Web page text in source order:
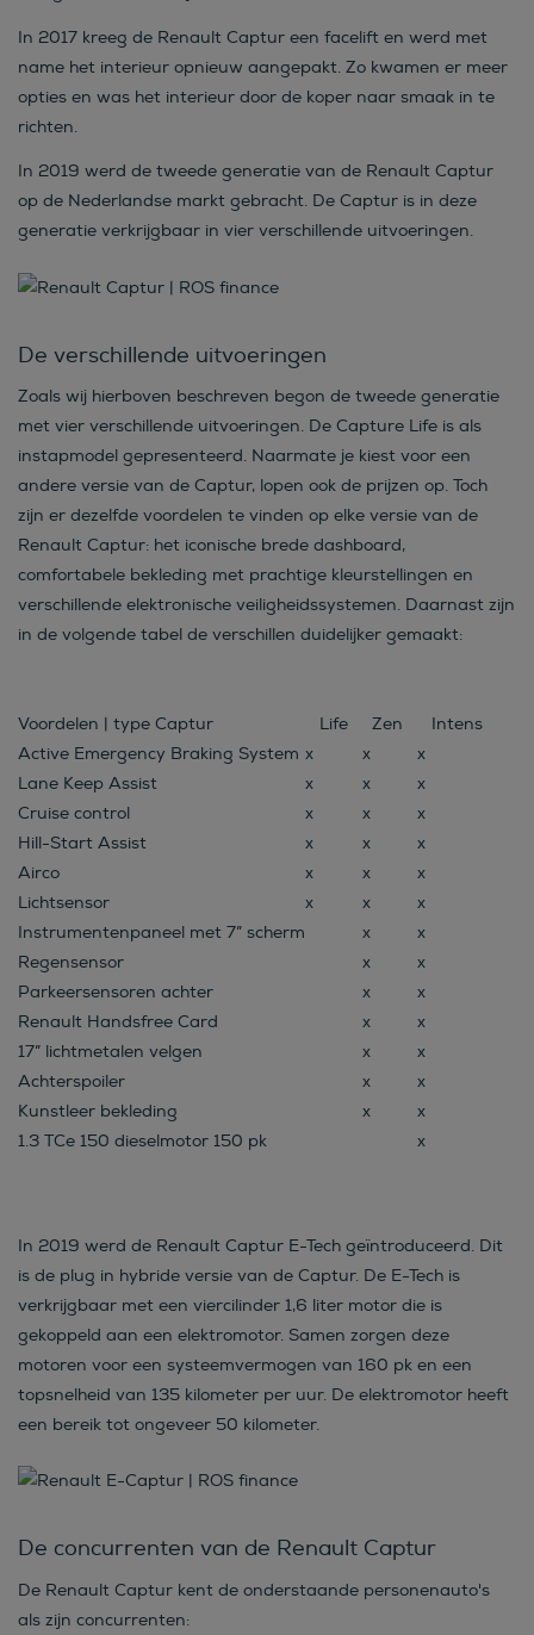
In 2017 kreeg de Renault Captur een facelift en werd met
name het interieur opnieuw aangepakt. Zo kwamen er meer
opties en was het interieur door de koper naar smaak in te
richten.
In 2019 werd de tweede generatie van de Renault Captur
op de Nederlandse markt gebracht. De Captur is in deze
generatie verkrijgbaar in vier verschillende uitvoeringen.
De verschillende uitvoeringen
Zoals wij hierboven beschreven begon de tweede generatie
met vier verschillende uitvoeringen. De Capture Life is als
instapmodel gepresenteerd. Naarmate je kiest voor een
andere versie van de Captur, lopen ook de prijzen op. Toch
zijn er dezelfde voordelen te vinden op elke versie van de
Renault Captur: het iconische brede dashboard,
comfortabele bekleding met prachtige kleurstellingen en
verschillende elektronische veiligheidssystemen. Daarnast zijn
in de volgende tabel de verschillen duidelijker gemaakt:
Voordelen | type Captur Life Zen
Intens
Active Emergency Braking System x x
x
Lane Keep Assist
x x
x
Cruise control
x x
x
Hill-Start Assist
x x
x
Airco
x x
x
Lichtsensor
x x
x
Instrumentenpaneel met 7” scherm
x
x
Regensensor
x
x
Parkeersensoren achter
x
x
Renault Handsfree Card
x
x
17” lichtmetalen velgen
x
x
Achterspoiler
x
x
Kunstleer bekleding
x
x
1.3 TCe 150 dieselmotor 150 pk
x
In 2019 werd de Renault Captur E-Tech geïntroduceerd. Dit
is de plug in hybride versie van de Captur. De E-Tech is
verkrijgbaar met een viercilinder 1,6 liter motor die is
gekoppeld aan een elektromotor. Samen zorgen deze
motoren voor een systeemvermogen van 160 pk en een
topsnelheid van 135 kilometer per uur. De elektromotor heeft
een bereik tot ongeveer 50 kilometer.
De concurrenten van de Renault Captur
De Renault Captur kent de onderstaande personenauto's
als zijn concurrenten: